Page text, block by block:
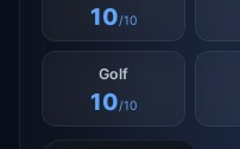
10/10
Golf
10/10